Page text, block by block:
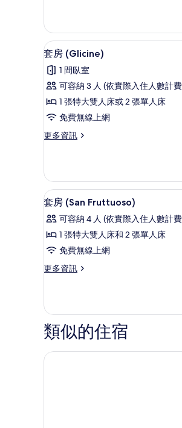
所
有
相
片
套
房
(Baratta)
詳
情
顯
示
套
房
(Glicine)
的
所
相
片
套
6
套房 (Glicine)
1 間臥室
可容納 3 人 (依實際入住人數計
1 張特大雙人床或 2 張單人床
免費無線上網
更多資訊
更
(Glicine)
的
詳
顯
示
套
房
(San
Fruttuoso)
有
相
片
套
9
套房 (San Fruttuoso)
可容納 4 人 (依實際入住人數計
1 張特大雙人床和 2 張單人床
免費無線上網
更多資訊
更
(San
Fruttuoso)
的
詳
情
類似的住宿
波托菲諾海岸愛克賽希爾宮殿